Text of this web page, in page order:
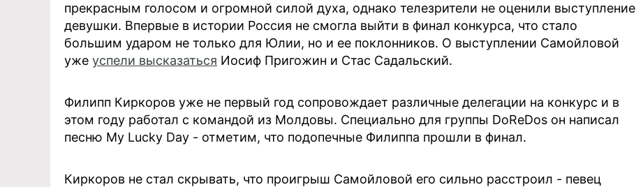
прекрасным голосом и огромной силой духа, однако телезрители не оценили выступление
девушки. Впервые в истории Россия не смогла выйти в финал конкурса, что стало
большим ударом не только для Юлии, но и ее поклонников. О выступлении Самойловой
уже успели высказаться Иосиф Пригожин и Стас Садальский.
Филипп Киркоров уже не первый год сопровождает различные делегации на конкурс и в
этом году работал с командой из Молдовы. Специально для группы DoReDos он написал
песню My Lucky Day - отметим, что подопечные Филиппа прошли в финал.
Киркоров не стал скрывать, что проигрыш Самойловой его сильно расстроил - певец